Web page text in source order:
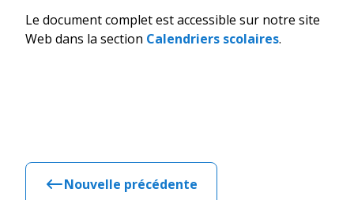
Le document complet est accessible sur notre site
Web dans la section Calendriers scolaires.
Nouvelle précédente